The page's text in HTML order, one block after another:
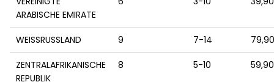
ARABISCHE EMIRATE
WEISSRUSSLAND 9 7-14
ZENTRALAFRIKANISCHE
REPUBLIK
8 5-10